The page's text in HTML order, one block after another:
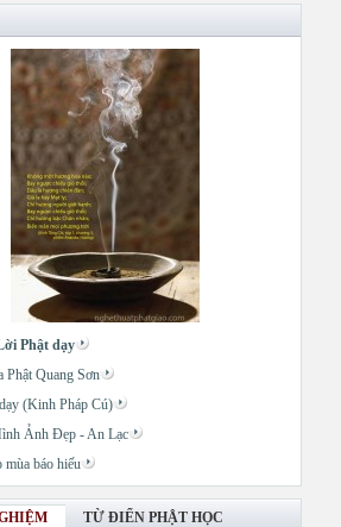
Phật dạy
Phật Quang Sơn
(Kinh Pháp Cú)
Ảnh Đẹp - An Lạc
mùa báo hiếu
TỪ ĐIỂN PHẬT HỌC